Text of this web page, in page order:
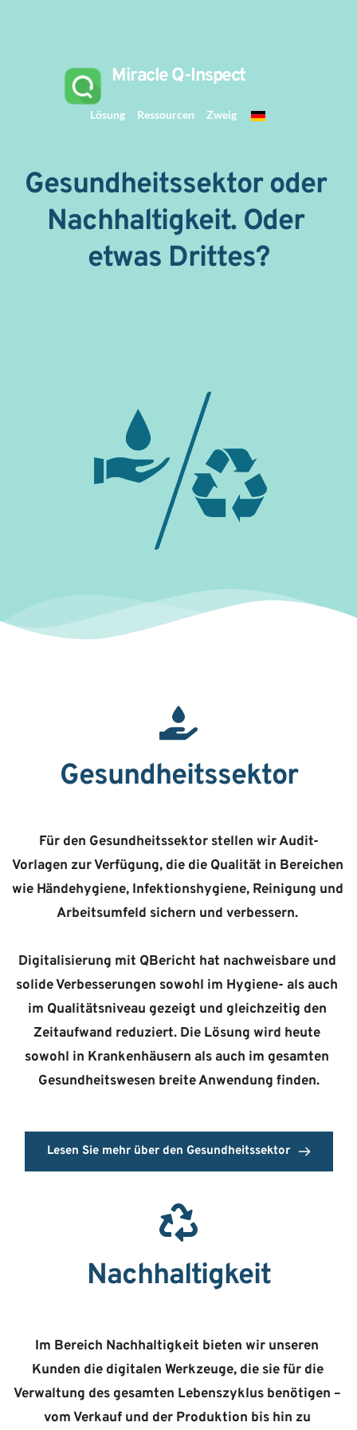
Miracle Q-Inspect
Lösung Ressourcen Zweig
Gesundheitssektor oder
Nachhaltigkeit. Oder
etwas Drittes?
Gesundheitssektor
Für den Gesundheitssektor stellen wir Audit-
Vorlagen zur Verfügung, die die Qualität in Bereichen
wie Händehygiene, Infektionshygiene, Reinigung und
Arbeitsumfeld sichern und verbessern.
Digitalisierung mit QBericht hat nachweisbare und
solide Verbesserungen sowohl im Hygiene- als auch
im Qualitätsniveau gezeigt und gleichzeitig den
Zeitaufwand reduziert. Die Lösung wird heute
sowohl in Krankenhäusern als auch im gesamten
Gesundheitswesen breite Anwendung finden.
Lesen Sie mehr über den Gesundheitssektor
Nachhaltigkeit
Im Bereich Nachhaltigkeit bieten wir unseren
Kunden die digitalen Werkzeuge, die sie für die
Verwaltung des gesamten Lebenszyklus benötigen –
vom Verkauf und der Produktion bis hin zu